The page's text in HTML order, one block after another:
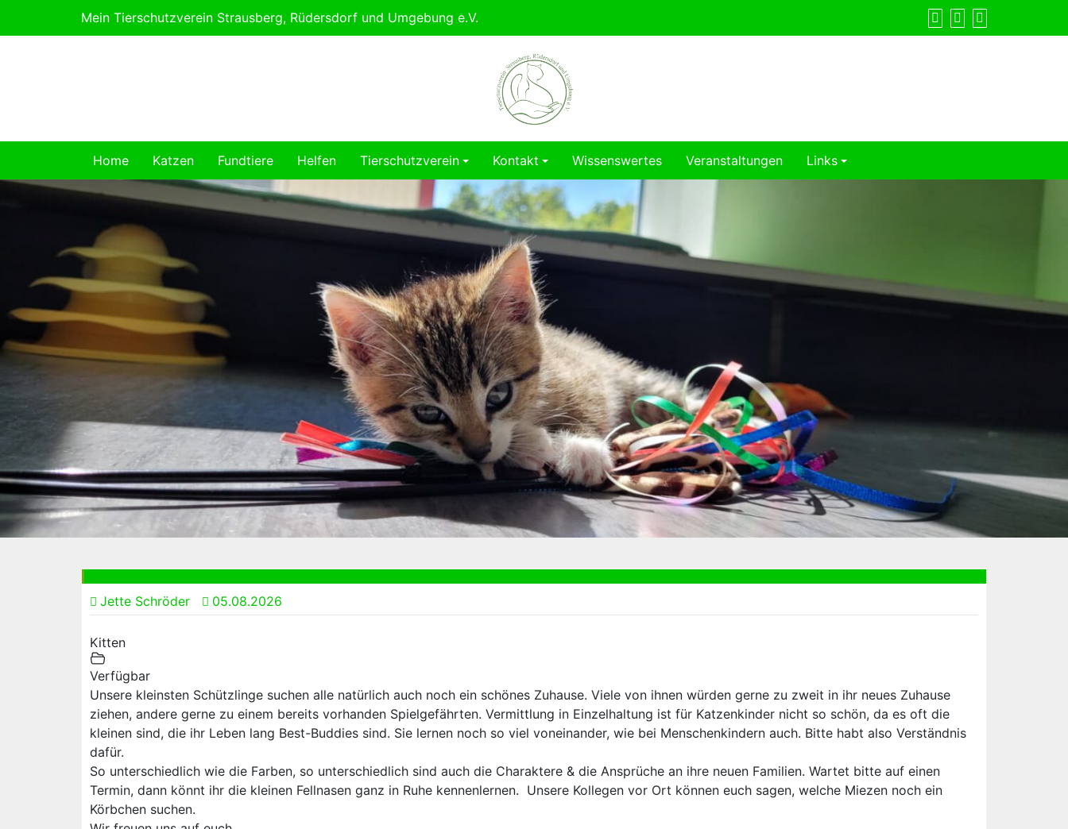
Mein Tierschutzverein Strausberg, Rüdersdorf und Umgebung e.V.
Home Katzen Fundtiere Helfen Tierschutzverein Kontakt Wissenswertes Veranstaltungen Links
Jette Schröder 05.08.2026
Kitten
Verfügbar
Unsere kleinsten Schützlinge suchen alle natürlich auch noch ein schönes Zuhause. Viele von ihnen würden gerne zu zweit in ihr neues Zuhause
ziehen, andere gerne zu einem bereits vorhanden Spielgefährten. Vermittlung in Einzelhaltung ist für Katzenkinder nicht so schön, da es oft die
kleinen sind, die ihr Leben lang Best-Buddies sind. Sie lernen noch so viel voneinander, wie bei Menschenkindern auch. Bitte habt also Verständnis
dafür.
So unterschiedlich wie die Farben, so unterschiedlich sind auch die Charaktere & die Ansprüche an ihre neuen Familien. Wartet bitte auf einen
Termin, dann könnt ihr die kleinen Fellnasen ganz in Ruhe kennenlernen. Unsere Kollegen vor Ort können euch sagen, welche Miezen noch ein
Körbchen suchen.